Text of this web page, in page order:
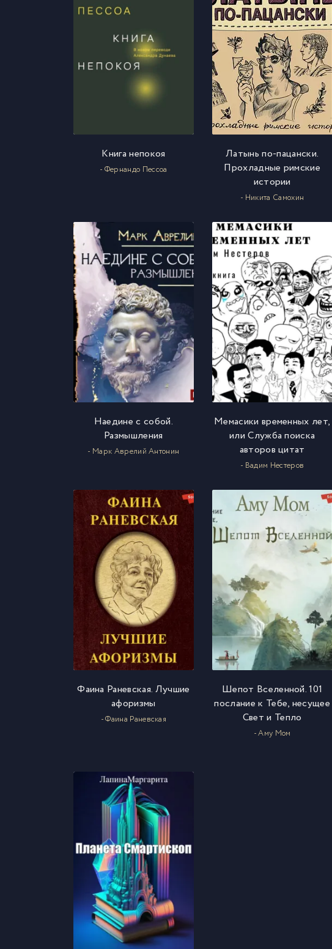
Книга непокоя
- Фернандо Пессоа
Латынь по-пацански.
Прохладные римские
истории
- Никита Самохин
Наедине с собой.
Размышления
- Марк Аврелий Антонин
Мемасики временных лет,
или Служба поиска
авторов цитат
- Вадим Нестеров
Фаина Раневская. Лучшие
афоризмы
- Фаина Раневская
Шепот Вселенной. 101
послание к Тебе, несущее
Свет и Тепло
- Аму Мом